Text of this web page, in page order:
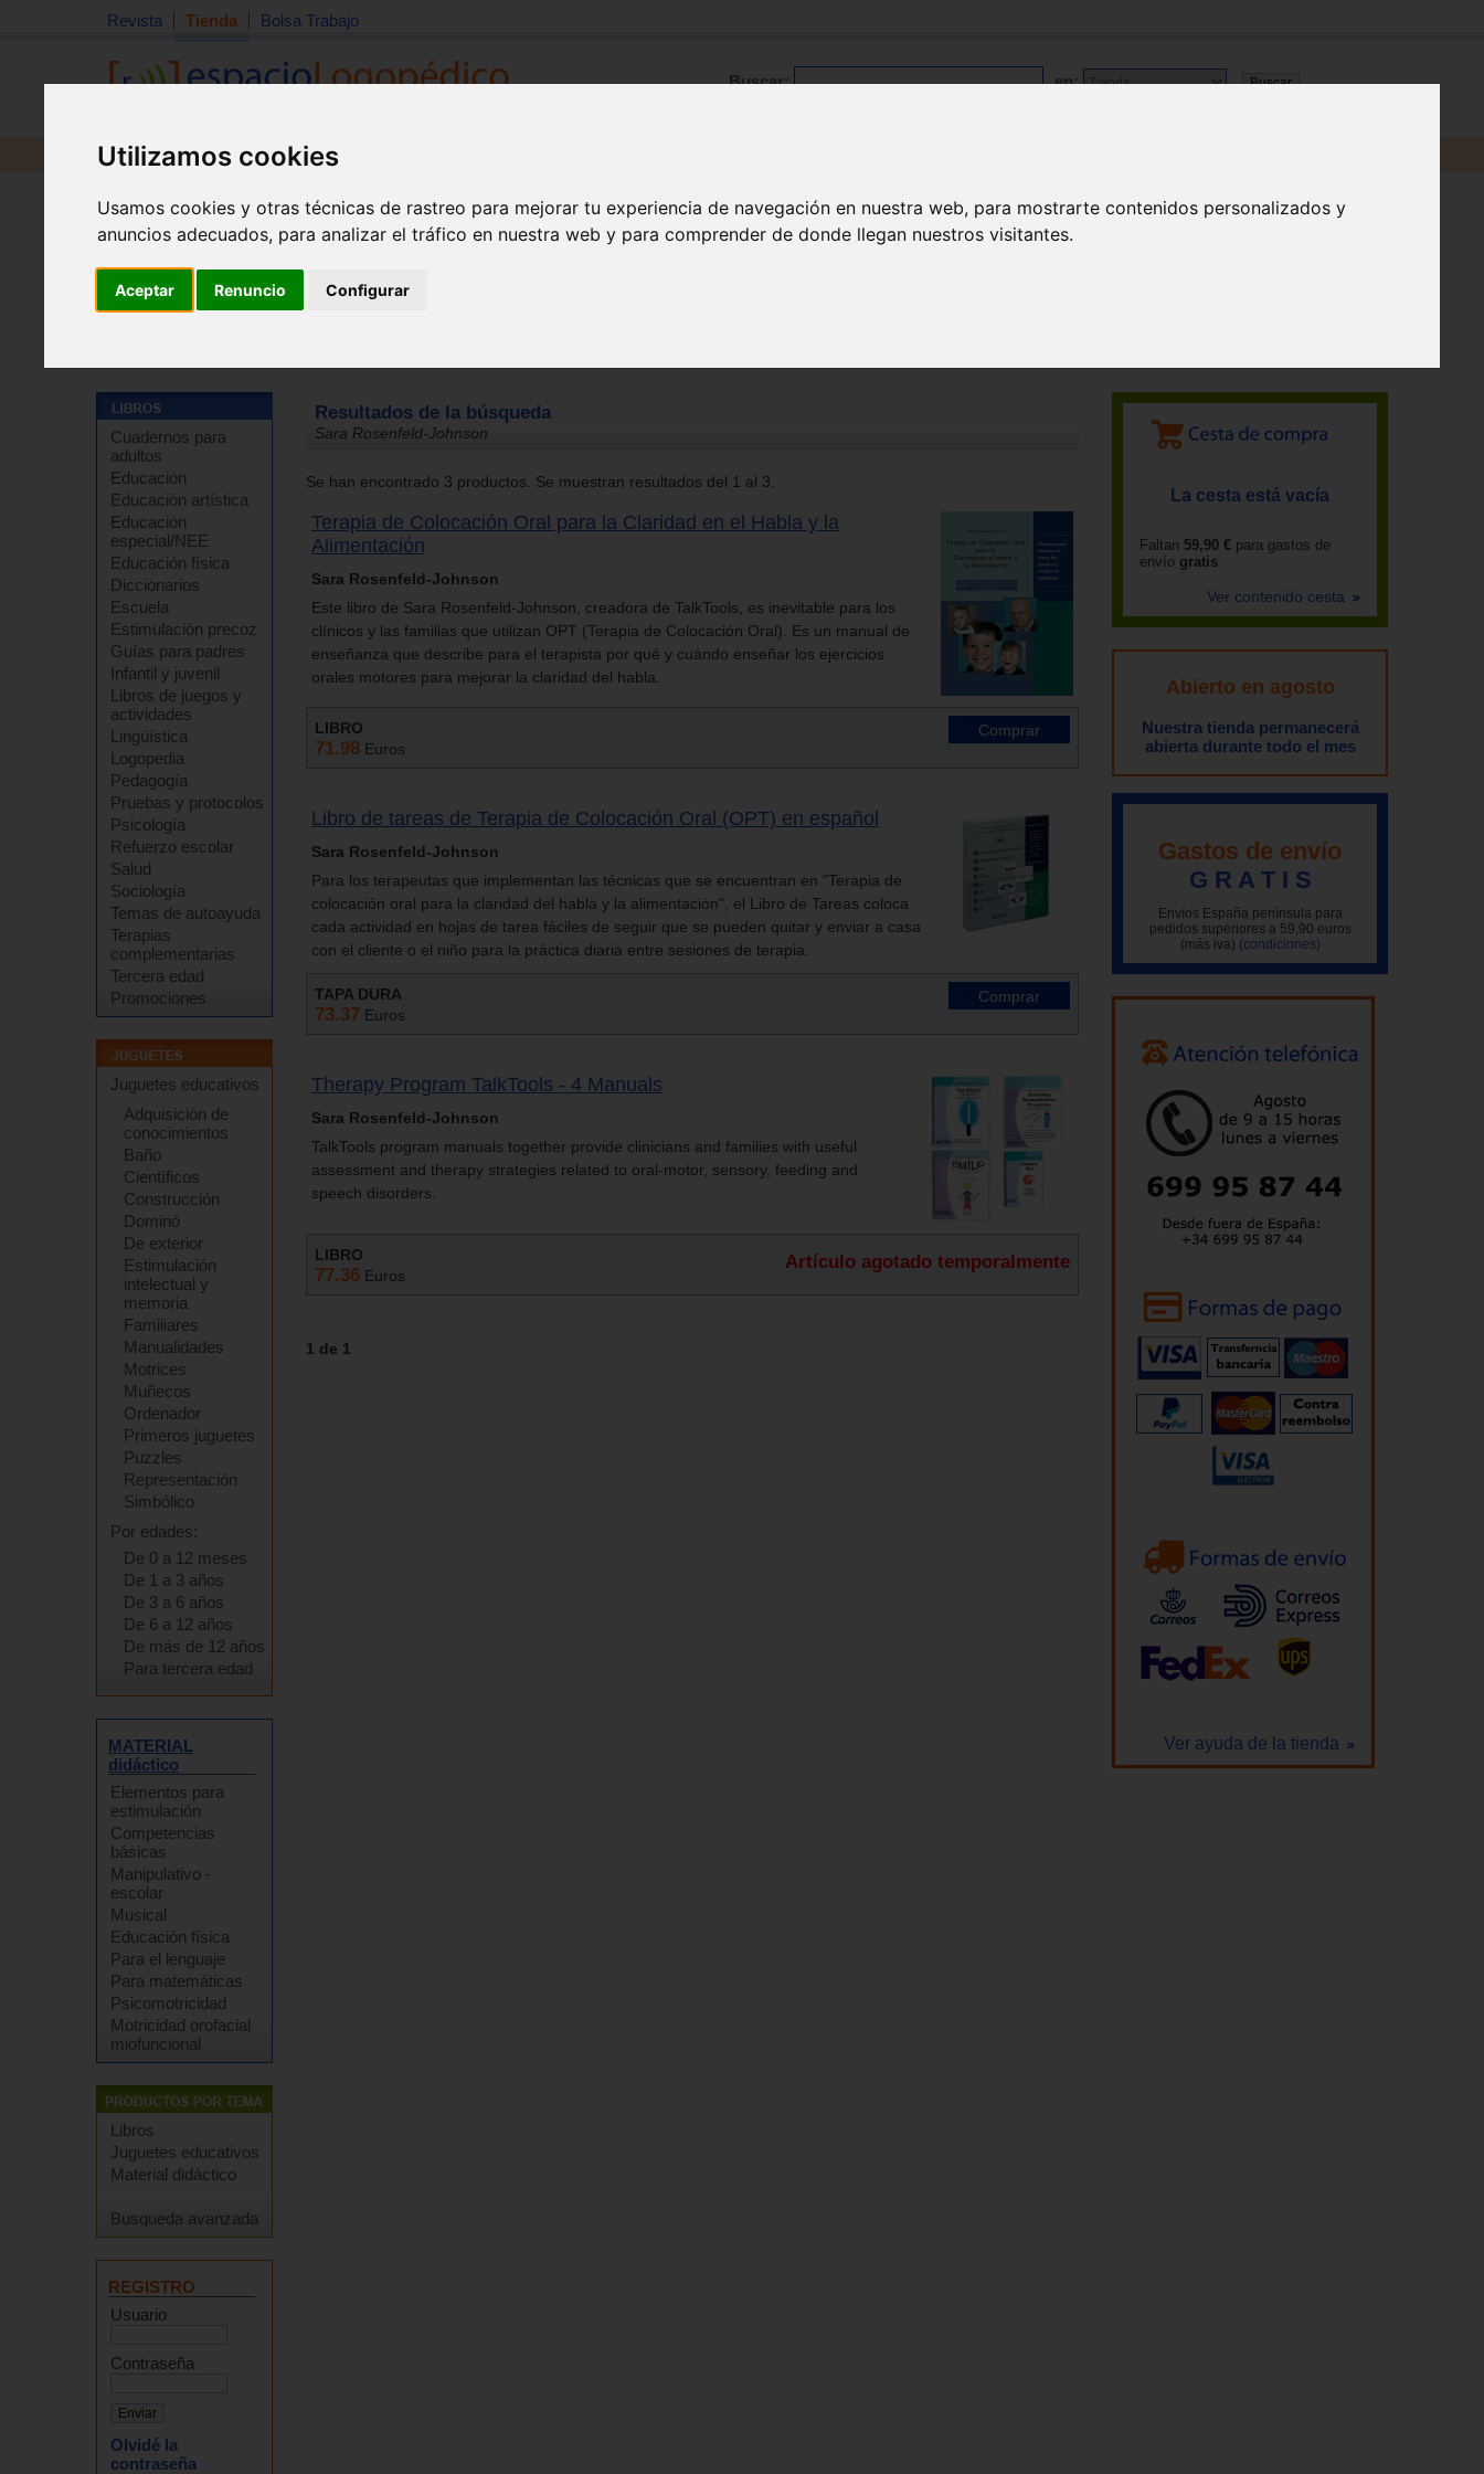
Utilizamos cookies
Usamos cookies y otras técnicas de rastreo para mejorar tu experiencia de navegación en nuestra web, para mostrarte contenidos personalizados y
anuncios adecuados, para analizar el tráfico en nuestra web y para comprender de donde llegan nuestros visitantes.
Aceptar Renuncio Configurar
Revista Tienda Bolsa Trabajo
Buscar: en:
Revista Libros Material
Cuadernos para
adultos
Educación
Educación artística
Educación
especial/NEE
Educación física
Diccionarios
Escuela
Estimulación precoz
Guías para padres
Infantil y juvenil
Libros de juegos y
actividades
Lingüística
Logopedia
Pedagogía
Pruebas y protocolos
Psicología
Refuerzo escolar
Salud
Sociología
Temas de autoayuda
Terapias
complementarias
Tercera edad
Promociones
Juguetes educativos
Adquisición de
conocimientos
Baño
Científicos
Construcción
Dominó
De exterior
Estimulación
intelectual y
memoria
Familiares
Manualidades
Motrices
Muñecos
Ordenador
Primeros juguetes
Puzzles
Representación
Simbólico
Por edades:
De 0 a 12 meses
De 1 a 3 años
De 3 a 6 años
De 6 a 12 años
De más de 12 años
Para tercera edad
MATERIAL
didáctico
Elementos para
estimulación
Competencias
básicas
Manipulativo -
escolar
Musical
Educación física
Para el lenguaje
Para matemáticas
Psicomotricidad
Motricidad orofacial
miofuncional
Libros
Juguetes educativos
Material didáctico
Busqueda avanzada
REGISTRO
Usuario
Contraseña
Olvidé la
contraseña
Resultados de la búsqueda
Sara Rosenfeld-Johnson
Se han encontrado 3 productos. Se muestran resultados del 1 al 3.
Terapia de Colocación Oral para la Claridad en el Habla y la
Alimentación
Sara Rosenfeld-Johnson
Este libro de Sara Rosenfeld-Johnson, creadora de TalkTools, es inevitable para los
clínicos y las familias que utilizan OPT (Terapia de Colocación Oral). Es un manual de
enseñanza que describe para el terapista por qué y cuándo enseñar los ejercicios
orales motores para mejorar la claridad del habla.
LIBRO
71.98 Euros
Libro de tareas de Terapia de Colocación Oral (OPT) en español
Sara Rosenfeld-Johnson
Para los terapeutas que implementan las técnicas que se encuentran en "Terapia de
colocación oral para la claridad del habla y la alimentación", el Libro de Tareas coloca
cada actividad en hojas de tarea fáciles de seguir que se pueden quitar y enviar a casa
con el cliente o el niño para la práctica diaria entre sesiones de terapia.
TAPA DURA
73.37 Euros
Therapy Program TalkTools - 4 Manuals
Sara Rosenfeld-Johnson
TalkTools program manuals together provide clinicians and families with useful
assessment and therapy strategies related to oral-motor, sensory, feeding and
speech disorders.
LIBRO
77.36 Euros
Artículo agotado temporalmente
1 de 1
La cesta está vacía
Faltan 59,90 € para gastos de
envío gratis
Ver contenido cesta
Abierto en agosto
Nuestra tienda permanecerá
abierta durante todo el mes
Gastos de envío
G R A T I S
Envíos España península para
pedidos superiores a 59,90 euros
(más iva) (condiciones)
Ver ayuda de la tienda